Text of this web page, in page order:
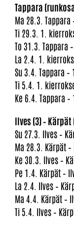
Tappara
Ma 28.3.
Ti 29.3. 1.
To 31.3.
La 2.4. 1.
Su 3.4. Tappara
Ti 5.4. 1.
Ke 6.4. Tappara
Ilves (3) – Kärpät
Su 27.3. Ilves –
Ma 28.3. Kärpät
Ke 30.3. Ilves –
Pe 1.4. Kärpät –
La 2.4. Ilves –
Ma 4.4. Kärpät –
Ti 5.4. Ilves –